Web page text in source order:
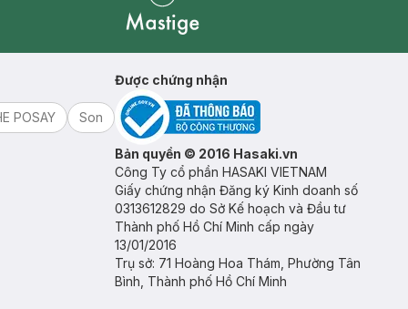
POSAY
Son
Được chứng nhận
Bản quyền © 2016 Hasaki.vn
Công Ty cổ phần HASAKI VIETNAM
Giấy chứng nhận Đăng ký Kinh doanh số
0313612829 do Sở Kế hoạch và Đầu tư
Thành phố Hồ Chí Minh cấp ngày
13/01/2016
Trụ sở: 71 Hoàng Hoa Thám, Phường Tân
Bình, Thành phố Hồ Chí Minh